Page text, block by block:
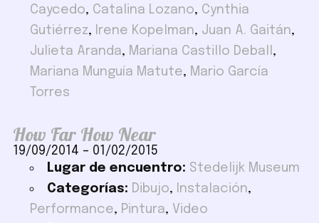
Caycedo, Catalina Lozano, Cynthia
Gutiérrez, Irene Kopelman, Juan A. Gaitán,
Julieta Aranda, Mariana Castillo Deball ,
Mariana Munguía Matute, Mario García
Torres
How Far How Near
19/09/2014 – 01/02/2015
Lugar de encuentro: Stedelijk Museum
Categorías: Dibujo, Instalación,
Performance, Pintura, Video